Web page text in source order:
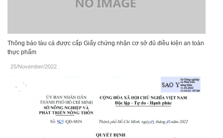
Thông báo tàu cá được cấp Giấy chứng nhận cơ sở đủ điều kiện an toàn
thực phẩm
25/November/2022